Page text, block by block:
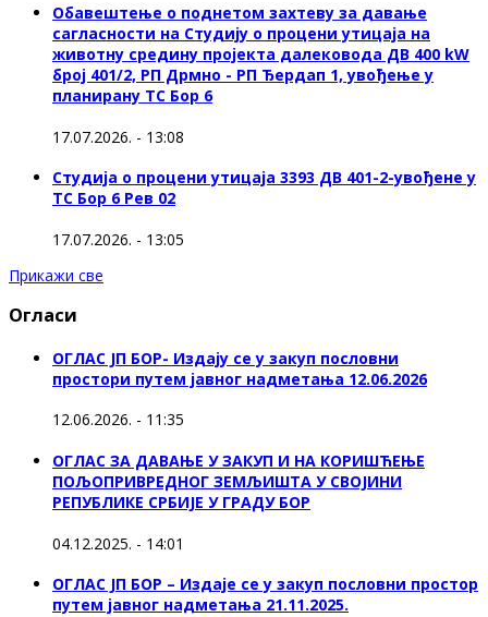
Обавештење о поднетом захтеву за давање
сагласности на Студију о процени утицаја на
животну средину пројекта далековода ДВ 400 kW
број 401/2, РП Дрмно - РП Ђердап 1, увођење у
планирану ТС Бор 6
17.07.2026. - 13:08
Студија о процени утицаја 3393 ДВ 401-2-увођене у
ТС Бор 6 Рев 02
17.07.2026. - 13:05
Прикажи све
Огласи
ОГЛАС ЈП БОР- Издају се у закуп пословни
простори путем јавног надметања 12.06.2026
12.06.2026. - 11:35
ОГЛАС ЗА ДАВАЊЕ У ЗАКУП И НА КОРИШЋЕЊЕ
ПОЉОПРИВРЕДНОГ ЗЕМЉИШТА У СВОЈИНИ
РЕПУБЛИКЕ СРБИЈЕ У ГРАДУ БОР
04.12.2025. - 14:01
ОГЛАС ЈП БОР – Издаје се у закуп пословни простор
путем јавног надметања 21.11.2025.